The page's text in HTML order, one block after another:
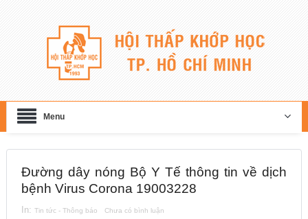
Menu
Đường dây nóng Bộ Y Tế thông tin về dịch
bệnh Virus Corona 19003228
In: Tin tức - Thông báo Chưa có bình luận